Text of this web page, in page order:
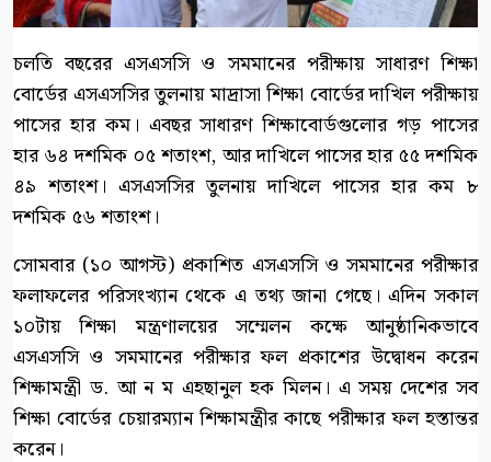
চলতি বছরের এসএসসি ও সমমানের পরীক্ষায় সাধারণ শিক্ষা
বোর্ডের এসএসসির তুলনায় মাদ্রাসা শিক্ষা বোর্ডের দাখিল পরীক্ষায়
পাসের হার কম। এবছর সাধারণ শিক্ষাবোর্ডগুলোর গড় পাসের
হার ৬৪ দশমিক ০৫ শতাংশ, আর দাখিলে পাসের হার ৫৫ দশমিক
৪৯ শতাংশ। এসএসসির তুলনায় দাখিলে পাসের হার কম ৮
দশমিক ৫৬ শতাংশ।
সোমবার (১০ আগস্ট) প্রকাশিত এসএসসি ও সমমানের পরীক্ষার
ফলাফলের পরিসংখ্যান থেকে এ তথ্য জানা গেছে। এদিন সকাল
১০টায় শিক্ষা মন্ত্রণালয়ের সম্মেলন কক্ষে আনুষ্ঠানিকভাবে
এসএসসি ও সমমানের পরীক্ষার ফল প্রকাশের উদ্বোধন করেন
শিক্ষামন্ত্রী ড. আ ন ম এহছানুল হক মিলন। এ সময় দেশের সব
শিক্ষা বোর্ডের চেয়ারম্যান শিক্ষামন্ত্রীর কাছে পরীক্ষার ফল হস্তান্তর
করেন।